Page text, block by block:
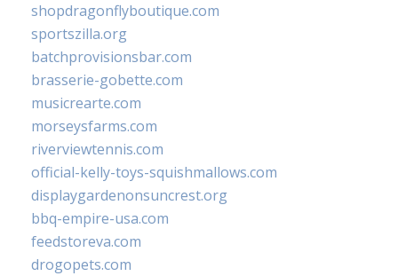
shopdragonflyboutique.com
sportszilla.org
batchprovisionsbar.com
brasserie-gobette.com
musicrearte.com
morseysfarms.com
riverviewtennis.com
official-kelly-toys-squishmallows.com
displaygardenonsuncrest.org
bbq-empire-usa.com
feedstoreva.com
drogopets.com